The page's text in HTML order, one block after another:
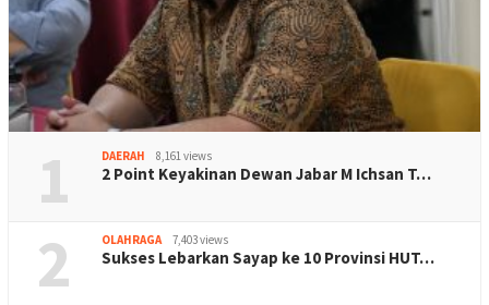
1 DAERAH 8,161 views
2 Point Keyakinan Dewan Jabar M Ichsan T…
2 OLAHRAGA 7,403 views
Sukses Lebarkan Sayap ke 10 Provinsi HUT…